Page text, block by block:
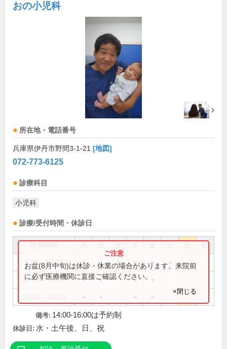
おの小児科
所在地・電話番号
兵庫県伊丹市野間3-1-21 [地図]
072-773-6125
診療科目
小児科
診療/受付時間・休診日
祝
9:00～12:00 ● ● ● ● ●
14:00～16:00 ● ● ●
お盆(8月中旬)は休診・休業の場合があります。来院前
に必ず医療機関に直接ご確認ください。
×閉じる
備考: 14:00-16:00は予約制
休診日: 水・土午後、日、祝